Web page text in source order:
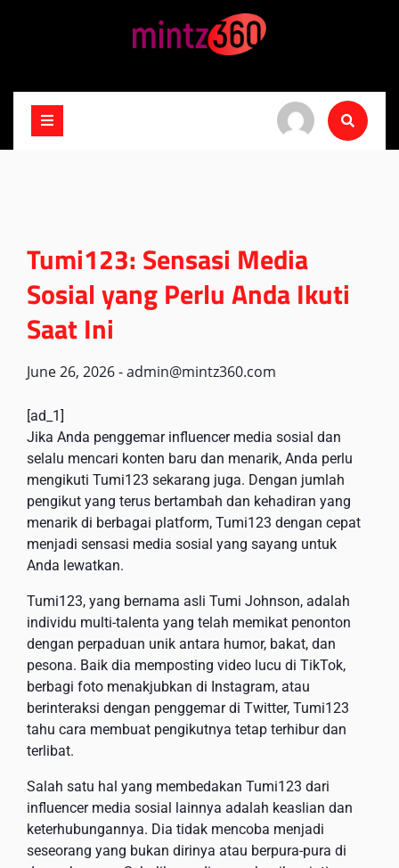
Tumi123: Sensasi Media
Sosial yang Perlu Anda Ikuti
Saat Ini
June 26, 2026-admin@mintz360.com
[ad_1]
Jika Anda penggemar influencer media sosial dan
selalu mencari konten baru dan menarik, Anda perlu
mengikuti Tumi123 sekarang juga. Dengan jumlah
pengikut yang terus bertambah dan kehadiran yang
menarik di berbagai platform, Tumi123 dengan cepat
menjadi sensasi media sosial yang sayang untuk
Anda lewatkan.
Tumi123, yang bernama asli Tumi Johnson, adalah
individu multi-talenta yang telah memikat penonton
dengan perpaduan unik antara humor, bakat, dan
pesona. Baik dia memposting video lucu di TikTok,
berbagi foto menakjubkan di Instagram, atau
berinteraksi dengan penggemar di Twitter, Tumi123
tahu cara membuat pengikutnya tetap terhibur dan
terlibat.
Salah satu hal yang membedakan Tumi123 dari
influencer media sosial lainnya adalah keaslian dan
keterhubungannya. Dia tidak mencoba menjadi
seseorang yang bukan dirinya atau berpura-pura di